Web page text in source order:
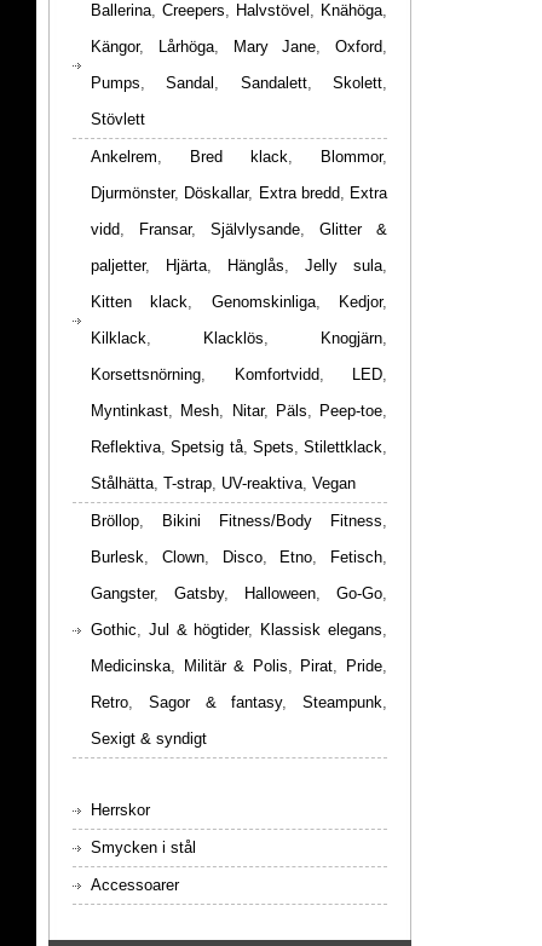
Ballerina, Creepers, Halvstövel , Knähöga,
Kängor, Lårhöga, Mary Jane, Oxford,
Pumps,Sandal , Sandalett,Skolett,
Stövlett
Ankelrem, Bred klack, Blommor,
Djurmönster, Döskallar, Extra bredd, Extra
vidd, Fransar, Självlysande, Glitter &
paljetter, Hjärta, Hänglås, Jelly sula,
Kitten klack, Genomskinliga, Kedjor,
Kilklack, Klacklös, Knogjärn,
Korsettsnörning, Komfortvidd, LED,
Myntinkast, Mesh, Nitar, Päls, Peep-toe,
Reflektiva,Spetsig tå, Spets, Stilettklack,
Stålhätta, T-strap, UV-reaktiva, Vegan
Bröllop, Bikini Fitness/Body Fitness,
Burlesk, Clown, Disco, Etno, Fetisch,
Gangster, Gatsby, Halloween, Go-Go,
Gothic, Jul & högtider, Klassisk elegans,
Medicinska, Militär & Polis, Pirat, Pride,
Retro, Sagor & fantasy, Steampunk,
Sexigt & syndigt
Herrskor
Smycken i stål
Accessoarer